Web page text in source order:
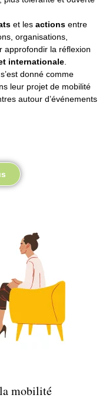
et les actions entre
organisations,
approfondir la réﬂexion
internationale
donné comme
leur projet de mobilité
autour d’événements
mobilité